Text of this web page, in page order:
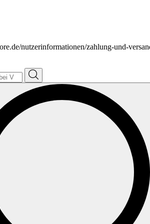
nutzerinformationen/zahlung-und-